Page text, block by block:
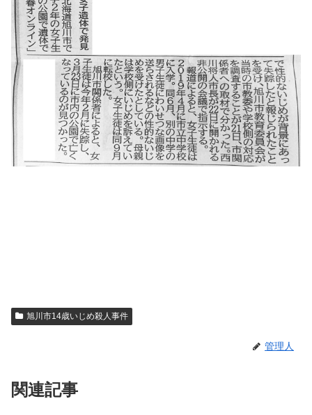
旭川市14歳いじめ殺人事件
管理人
関連記事